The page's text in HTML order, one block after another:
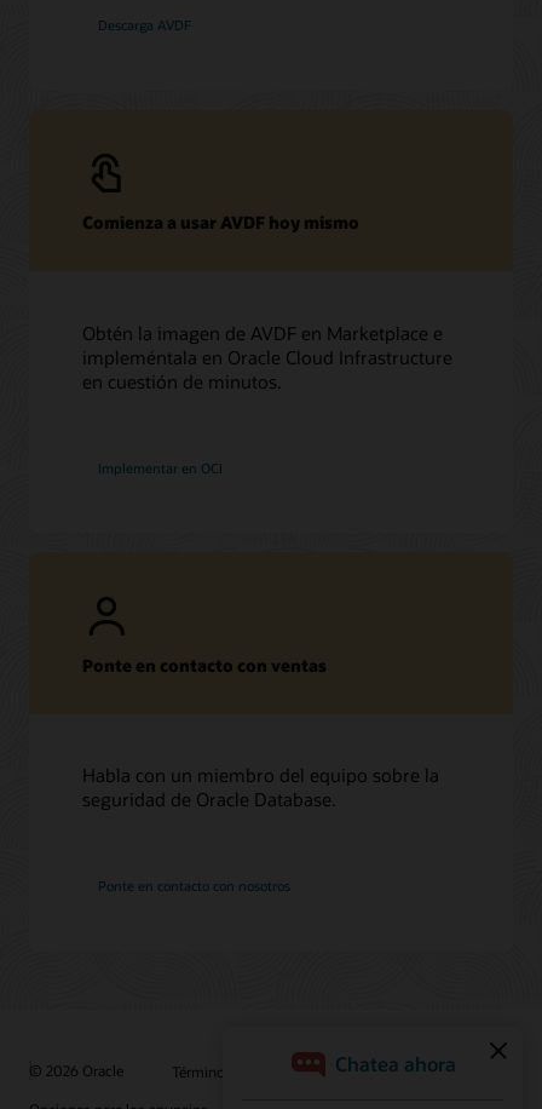
Descarga AVDF
Comienza a usar AVDF hoy mismo
Obtén la imagen de AVDF en Marketplace e
impleméntala en Oracle Cloud Infrastructure
en cuestión de minutos.
Implementar en OCI
Ponte en contacto con ventas
Habla con un miembro del equipo sobre la
seguridad de Oracle Database.
Ponte en contacto con nosotros
© 2026 Oracle
Términos de uso y privacidad